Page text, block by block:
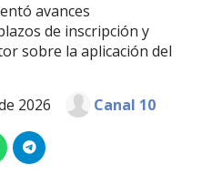
avances
de inscripción y
sobre la aplicación del
2026 Canal 10